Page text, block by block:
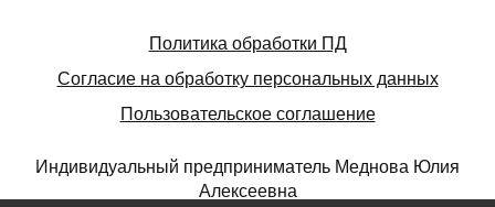
Политика обработки ПД
Согласие на обработку персональных данных
Пользовательское соглашение
Индивидуальный предприниматель Меднова Юлия
Алексеевна